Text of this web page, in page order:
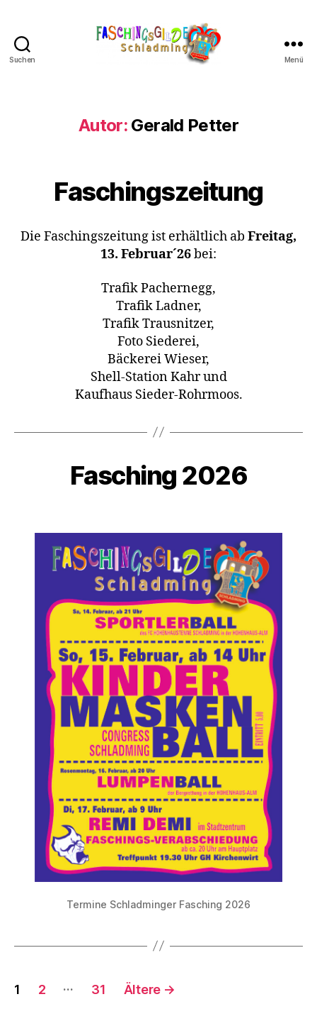
Suchen Menü
Autor: Gerald Petter
Faschingszeitung
Die Faschingszeitung ist erhältlich ab Freitag,
13. Februar´26bei:
Trafik Pachernegg,
Trafik Ladner,
Trafik Trausnitzer,
Foto Siederei,
Bäckerei Wieser,
Shell-Station Kahr und
Kaufhaus Sieder-Rohrmoos.
Fasching 2026
Termine Schladminger Fasching 2026
Seitennummerierung
1 2 … 31 Ältere →